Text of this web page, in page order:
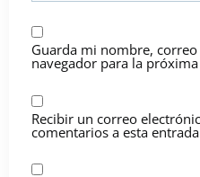
Guarda mi nombre,
navegador para la
Recibir un correo
comentarios a esta